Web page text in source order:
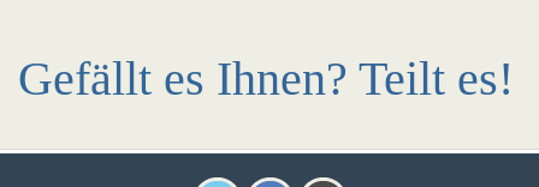
Gefällt es Ihnen? Teilt es!